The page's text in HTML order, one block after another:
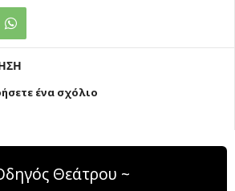
ένα σχόλιο
Θεάτρου ~